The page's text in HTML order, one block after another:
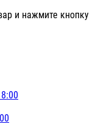
и нажмите кнопку